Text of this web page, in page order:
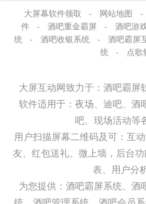
大屏幕软件领取 - 网站地图 -
件
- 酒吧重金霸屏 - 酒吧游
统
- 酒吧收银系统 - 酒吧霸屏
统
- 点歌
大屏互动网致力于：酒吧霸屏
软件适用于：夜场、迪吧、酒
吧、现场活动等
用户扫描屏幕二维码及可： 互动
友、红包送礼、微上墙， 后台
表、用户分
为您提供：酒吧霸屏系统、酒